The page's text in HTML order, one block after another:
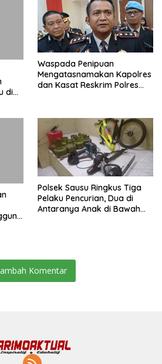
di
Waspada Penipuan
Mengatasnamakan Kapolres
dan Kasat Reskrim Polres
Polsek Sausu Ringkus Tiga
Pelaku Pencurian, Dua di
Antaranya Anak di Bawah
Komentar